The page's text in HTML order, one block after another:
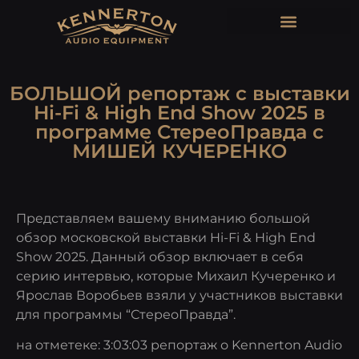
БОЛЬШОЙ репортаж с выставки
Hi-Fi & High End Show 2025 в
программе СтереоПравда с
МИШЕЙ КУЧЕРЕНКО
Представляем вашему вниманию большой
обзор московской выставки Hi-Fi & High End
Show 2025. Данный обзор включает в себя
серию интервью, которые Михаил Кучеренко и
Ярослав Воробьев взяли у участников выставки
для программы “СтереоПравда”.
на отметеке: 3:03:03 репортаж о Kennerton Audio